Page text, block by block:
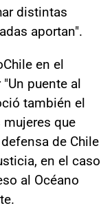
distintas
aportan".
en el
puente al
también el
que
de Chile
en el caso
al Océano